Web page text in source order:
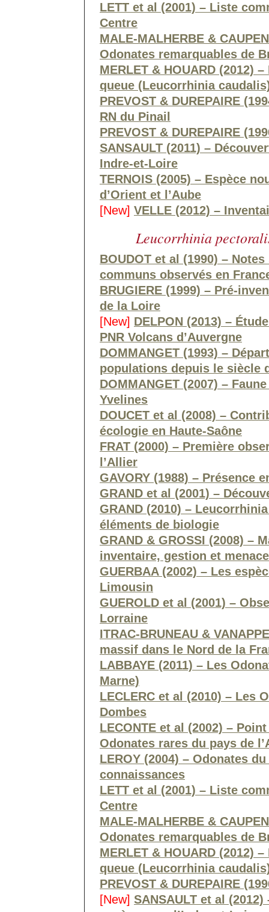
LETT et al (2001) – Liste
Centre
MALE-MALHERBE &
Odonates remarquables de
MERLET & HOUARD (2012)
queue (Leucorrhinia
PREVOST & DUREPAIRE
RN du Pinail
PREVOST & DUREPAIRE
SANSAULT (2011) –
Indre-et-Loire
TERNOIS (2005) – Espèce
d’Orient et l’Aube
[New] VELLE (2012) –
Leucorrhinia
BOUDOT et al (1990) –
communs observés en
BRUGIERE (1999) – Pré-
de la Loire
[New] DELPON (2013) –
PNR Volcans d’Auvergne
DOMMANGET (1993) –
populations depuis le siècle
DOMMANGET (2007) –
Yvelines
DOUCET et al (2008) –
écologie en Haute-Saône
FRAT (2000) – Première
l’Allier
GAVORY (1988) – Présence
GRAND et al (2001) –
GRAND (2010) –
éléments de biologie
GRAND & GROSSI (2008) –
inventaire, gestion et
GUERBAA (2002) – Les
Limousin
GUEROLD et al (2001) –
Lorraine
ITRAC-BRUNEAU &
massif dans le Nord de la
LABBAYE (2011) – Les
Marne)
LECLERC et al (2010) – Les
Dombes
LECONTE et al (2002) –
Odonates rares du pays de
LEROY (2004) – Odonates
connaissances
LETT et al (2001) – Liste
Centre
MALE-MALHERBE &
Odonates remarquables de
MERLET & HOUARD (2012)
queue (Leucorrhinia
PREVOST & DUREPAIRE
[New] SANSAULT et al